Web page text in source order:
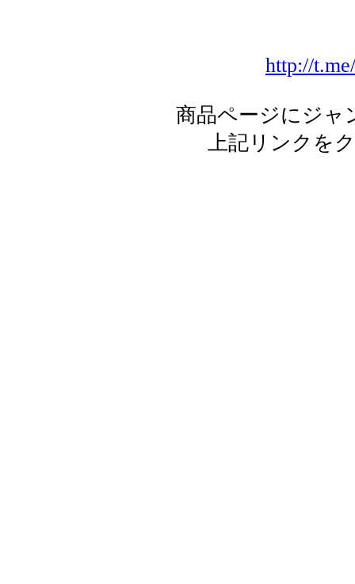
http://
商品ページにジャ
上記リンクを